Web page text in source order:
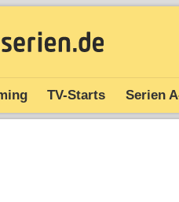
TV-Starts Serien